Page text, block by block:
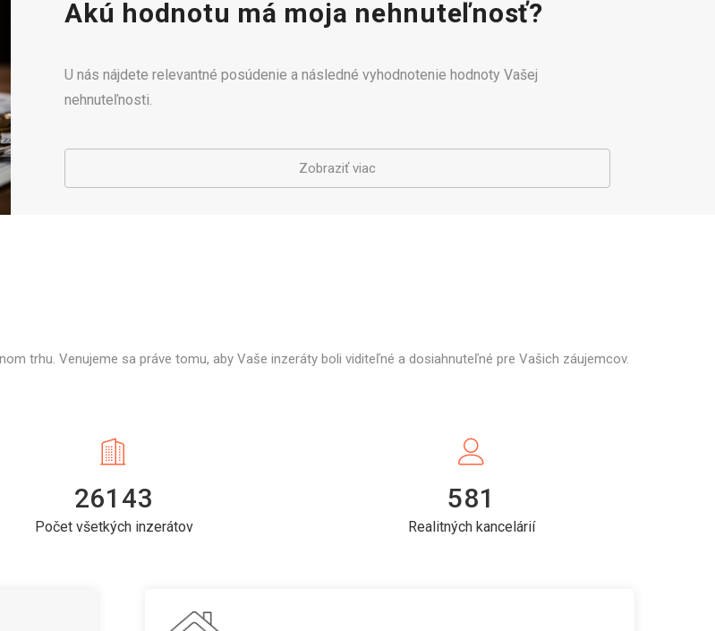
Akú hodnotu má moja nehnuteľnosť?
U nás nájdete relevantné posúdenie a následné vyhodnotenie hodnoty Vašej
nehnuteľnosti.
Zobraziť viac
trhu. Venujeme sa práve tomu, aby Vaše inzeráty boli viditeľné a dosiahnuteľné pre Vašich záujemcov.
26143
Počet všetkých inzerátov
581
Realitných kancelárií